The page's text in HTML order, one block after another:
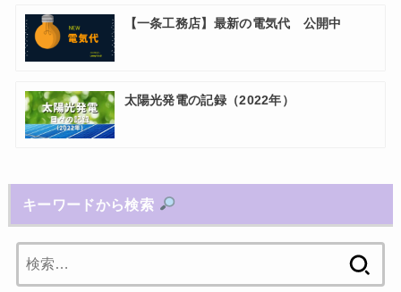
【一条工務店】最新の電気代 公開中
太陽光発電の記録（2022年）
キーワードから検索
索: